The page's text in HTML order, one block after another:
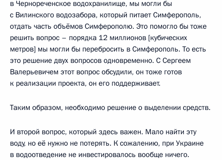
в Чернореченское водохранилище, мы могли бы
с Вилинского водозабора, который питает Симферополь,
отдать часть объёмов Симферополю. Это помогло бы тоже
решить вопрос – порядка 12 миллионов [кубических
метров] мы могли бы перебросить в Симферополь. То есть
это решение двух вопросов одновременно. С Сергеем
Валерьевичем этот вопрос обсудили, он тоже готов
к реализации проекта, он его поддерживает.
Таким образом, необходимо решение о выделении средств.
И второй вопрос, который здесь важен. Мало найти эту
воду, но её нужно не потерять. К сожалению, при Украине
в водоотведение не инвестировалось вообще ничего.